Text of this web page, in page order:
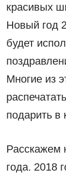
красивых
Новый год
будет
Многие из
подарить в
Расскажем
года. 2018